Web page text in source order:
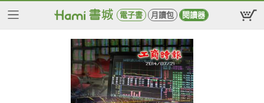
電子書 月讀包 閱讀器